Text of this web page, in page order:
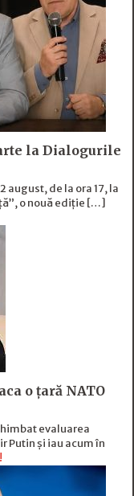
la Dialogurile
de la ora 17, la
o nouă ediție […]
o țară NATO
evaluarea
Putin și iau acum în